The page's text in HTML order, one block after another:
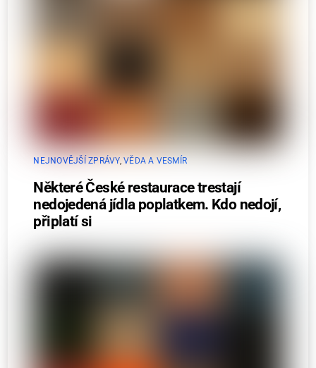
NEJNOVĚJŠÍ ZPRÁVY,VĚDA A VESMÍR
Některé České restaurace trestají
nedojedená jídla poplatkem. Kdo nedojí,
připlatí si